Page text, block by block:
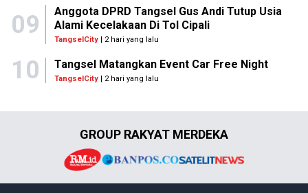
09
Anggota DPRD Tangsel Gus Andi Tutup Usia
Alami Kecelakaan Di Tol Cipali
TangselCity| 2 hari yang lalu
10 Tangsel Matangkan Event Car Free Night
TangselCity | 2 hari yang lalu
GROUP RAKYAT MERDEKA